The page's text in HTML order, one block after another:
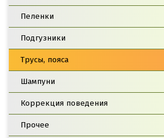
Пеленки
Подгузники
Трусы, пояса
Шампуни
Коррекция поведения
Прочее